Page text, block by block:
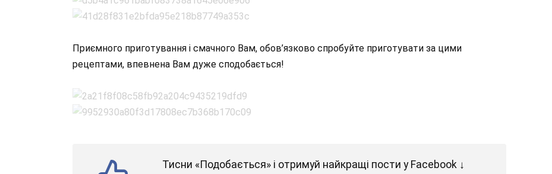
Приємного приготування і смачного Вам, обов’язково спробуйте приготувати за цими
рецептами, впевнена Вам дуже сподобається!
Тисни «Подобається» і отримуй найкращі пости у Facebook ↓